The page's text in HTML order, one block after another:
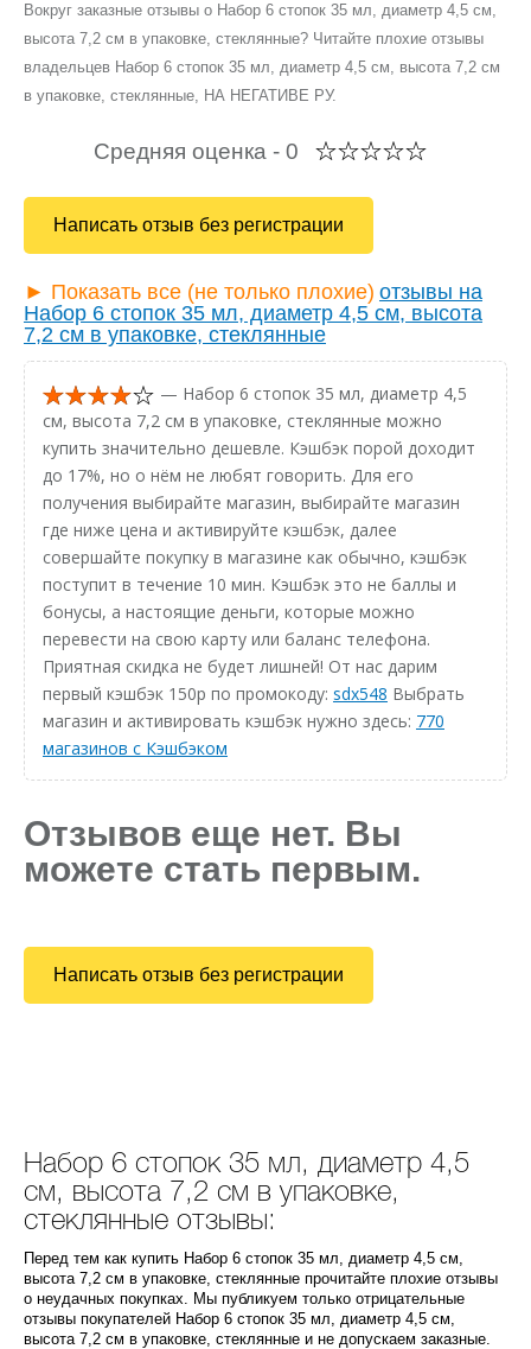
Вокруг заказные отзывы о Набор 6 стопок 35 мл, диаметр 4,5 см,
высота 7,2 см в упаковке, стеклянные? Читайте плохие отзывы
владельцев Набор 6 стопок 35 мл, диаметр 4,5 см, высота 7,2 см
в упаковке, стеклянные, НА НЕГАТИВЕ РУ.
Средняя оценка - 0
Написать отзыв без регистрации
► Показать все (не только плохие) отзывы на
Набор 6 стопок 35 мл, диаметр 4,5 см, высота
7,2 см в упаковке, стеклянные
— Набор 6 стопок 35 мл, диаметр 4,5
см, высота 7,2 см в упаковке, стеклянные можно
купить значительно дешевле. Кэшбэк порой доходит
до 17%, но о нём не любят говорить. Для его
получения выбирайте магазин, выбирайте магазин
где ниже цена и активируйте кэшбэк, далее
совершайте покупку в магазине как обычно, кэшбэк
поступит в течение 10 мин. Кэшбэк это не баллы и
бонусы, а настоящие деньги, которые можно
перевести на свою карту или баланс телефона.
Приятная скидка не будет лишней! От нас дарим
первый кэшбэк 150р по промокоду: sdx548 Выбрать
магазин и активировать кэшбэк нужно здесь: 770
магазинов с Кэшбэком
Отзывов еще нет. Вы
можете стать первым.
Написать отзыв без регистрации
Набор 6 стопок 35 мл, диаметр 4,5
см, высота 7,2 см в упаковке,
стеклянные отзывы:
Перед тем как купить Набор 6 стопок 35 мл, диаметр 4,5 см,
высота 7,2 см в упаковке, стеклянные прочитайте плохие отзывы
о неудачных покупках. Мы публикуем только отрицательные
отзывы покупателей Набор 6 стопок 35 мл, диаметр 4,5 см,
высота 7,2 см в упаковке, стеклянные и не допускаем заказные.